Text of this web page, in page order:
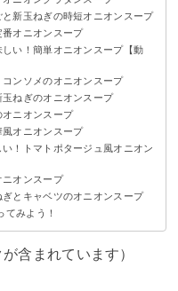
と新玉ねぎの時短オニオンスープ
番オニオンスープ
しい！簡単オニオンスープ【動
コンソメのオニオンスープ
玉ねぎのオニオンスープ
オニオンスープ
風オニオンスープ
！トマトポタージュ風オニオン
ニオンスープ
ぎとキャベツのオニオンスープ
てみよう！
含まれています）